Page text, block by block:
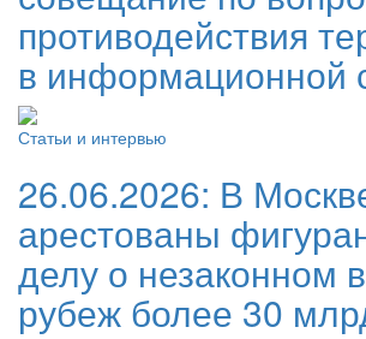
противодействия
в информационной
Статьи и интервью
26.06.2026: В
арестованы
делу о незаконном
рубеж более 30